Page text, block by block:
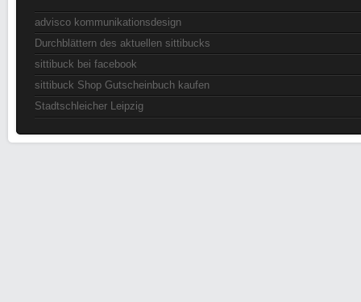
advisco kommunikationsdesign
Durchblättern des aktuellen sittibucks
sittibuck bei facebook
sittibuck Shop Gutscheinbuch kaufen
Stadtschleicher Leipzig